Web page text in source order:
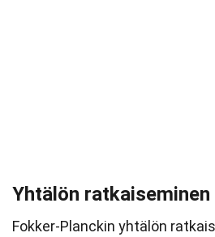
Yhtälön ratkaiseminen
Fokker-Planckin yhtälön